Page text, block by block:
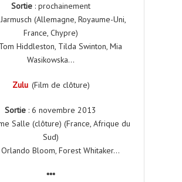
Sortie: prochainement
(Allemagne, Royaume-Uni,
France, Chypre)
Hiddleston, Tilda Swinton, Mia
Wasikowska…
Zulu (Film de clôture)
Sortie : 6 novembre 2013
Salle (clôture) (France, Afrique du
Sud)
Bloom, Forest Whitaker…
***